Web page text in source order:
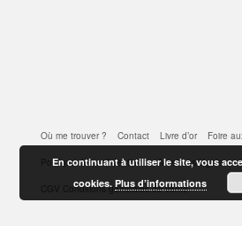
Où me trouver ? Contact Livre d’or Foire
Politique de confidentialité Mentions légales
CGV Conditions générales de vente
En continuant à utiliser le site, vous
cookies.Plus d’informations